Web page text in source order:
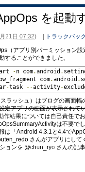
を起動
21日 07:32) トラックバッ
（アプリ別パーミッション
することができました。
-n com.android .
com.android .
-task --activity-
ラッシュ）はブログの画面
定アプリの画面が表示されて
作結果については自己責任で
は不要で
は「Android 4.3.1と4.4で
さんがアプリにして
ョンを @chun_ryo さんの記